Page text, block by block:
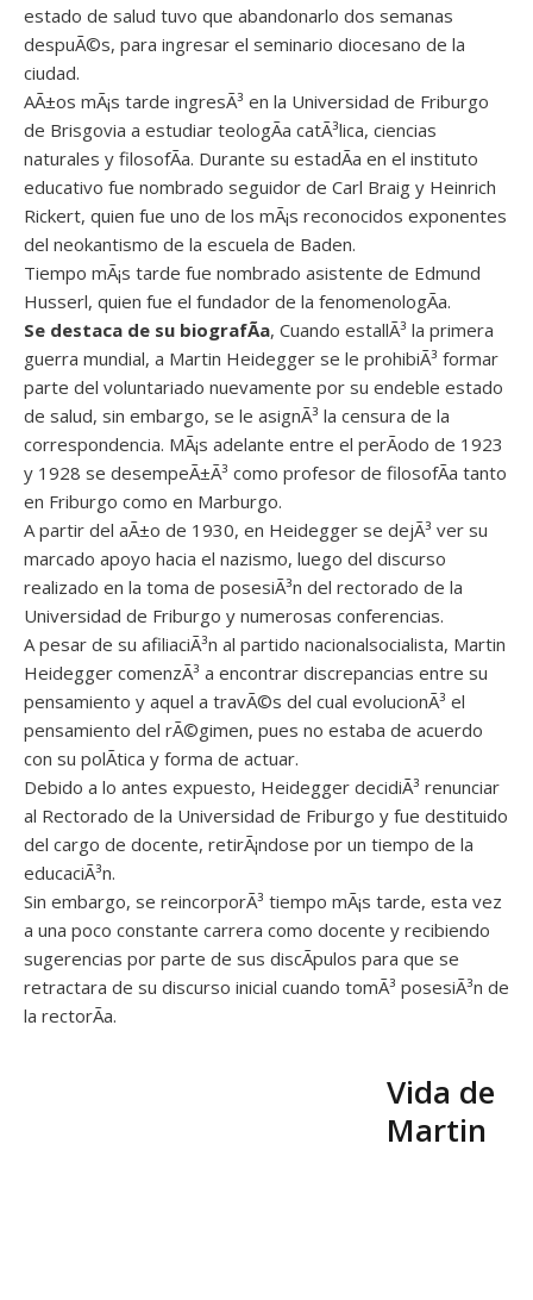
estado de salud tuvo que abandonarlo dos semanas
despuÃ©s, para ingresar el seminario diocesano de la
ciudad.
AÃ±os mÃ¡s tarde ingresÃ³ en la Universidad de Friburgo
de Brisgovia a estudiar teologÃ­a catÃ³lica, ciencias
naturales y filosofÃ­a. Durante su estadÃ­a en el instituto
educativo fue nombrado seguidor de Carl Braig y Heinrich
Rickert, quien fue uno de los mÃ¡s reconocidos exponentes
del neokantismo de la escuela de Baden.
Tiempo mÃ¡s tarde fue nombrado asistente de Edmund
Husserl, quien fue el fundador de la fenomenologÃ­a.
Se destaca de su biografÃ­a, Cuando estallÃ³ la primera
guerra mundial, a Martin Heidegger se le prohibiÃ³ formar
parte del voluntariado nuevamente por su endeble estado
de salud, sin embargo, se le asignÃ³ la censura de la
correspondencia. MÃ¡s adelante entre el perÃ­odo de 1923
y 1928 se desempeÃ±Ã³ como profesor de filosofÃ­a tanto
en Friburgo como en Marburgo.
A partir del aÃ±o de 1930, en Heidegger se dejÃ³ ver su
marcado apoyo hacia el nazismo, luego del discurso
realizado en la toma de posesiÃ³n del rectorado de la
Universidad de Friburgo y numerosas conferencias.
A pesar de su afiliaciÃ³n al partido nacionalsocialista, Martin
Heidegger comenzÃ³ a encontrar discrepancias entre su
pensamiento y aquel a travÃ©s del cual evolucionÃ³ el
pensamiento del rÃ©gimen, pues no estaba de acuerdo
con su polÃ­tica y forma de actuar.
Debido a lo antes expuesto, Heidegger decidiÃ³ renunciar
al Rectorado de la Universidad de Friburgo y fue destituido
del cargo de docente, retirÃ¡ndose por un tiempo de la
educaciÃ³n.
Sin embargo, se reincorporÃ³ tiempo mÃ¡s tarde, esta vez
a una poco constante carrera como docente y recibiendo
sugerencias por parte de sus discÃ­pulos para que se
retractara de su discurso inicial cuando tomÃ³ posesiÃ³n de
la rectorÃ­a.
Vida de
Martin